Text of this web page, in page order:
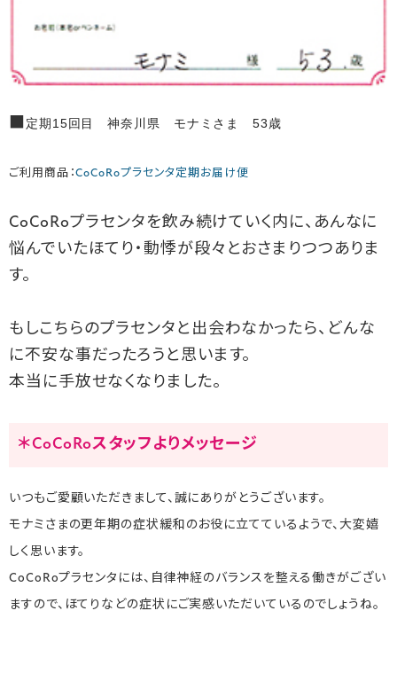
■定期15回目 神奈川県 モナミさま 53歳
ご利用商品：CoCoRoプラセンタ定期お届け便
CoCoRoプラセンタを飲み続けていく内に、あんなに
悩んでいたほてり・動悸が段々とおさまりつつありま
す。
もしこちらのプラセンタと出会わなかったら、どんな
に不安な事だったろうと思います。
本当に手放せなくなりました。
＊CoCoRoスタッフよりメッセージ
いつもご愛顧いただきまして、誠にありがとうございます。
モナミさまの更年期の症状緩和のお役に立てているようで、大変嬉
しく思います。
CoCoRoプラセンタには、自律神経のバランスを整える働きがござい
ますので、ほてりなどの症状にご実感いただいているのでしょうね。